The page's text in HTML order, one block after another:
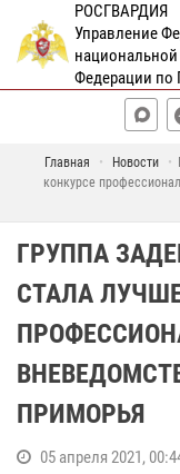
РОСГВАРДИЯ
Управление
Федерации по
Главная Новости
конкурсе
ГРУППА
СТАЛА
ПРИМОРЬЯ
05 апреля 2021,